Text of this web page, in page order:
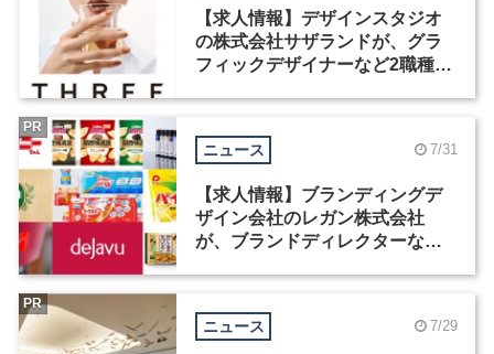
【求人情報】デザインスタジオ
の株式会社サザランドが、グラ
フィックデザイナーなど2職種を
ニュース 7/31
【求人情報】ブランディングデ
ザイン会社のレガン株式会社
が、ブランドディレクターなど3
PR
ニュース 7/29
PR